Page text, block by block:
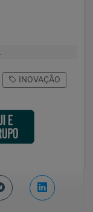
INOVAÇÃO